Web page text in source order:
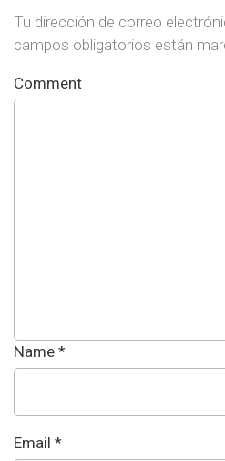
Tu dirección de correo
campos obligatorios están
Comment
Name *
Email *